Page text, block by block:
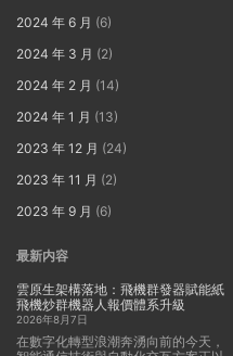
2024 年 6 月 (6)
2024 年 3 月 (2)
2024 年 2 月 (14)
2024 年 1 月 (13)
2023 年 12 月 (24)
2023 年 11 月 (2)
2023 年 9 月 (6)
最新内容
雲原生架構落地：飛機群發器賦能紙
飛機炒群機器人報價體系升級
2026年8月7日
在數字化轉型浪潮奔湧向前的今天，